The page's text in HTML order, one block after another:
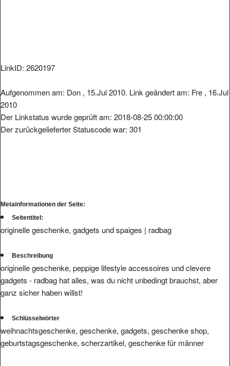
LinkID: 2620197
Aufgenommen am: Don , 15.Jul 2010. Link geändert am: Fre , 16.Jul
2010
Der Linkstatus wurde geprüft am: 2018-08-25 00:00:00
Der zurückgelieferter Statuscode war: 301
Metainformationen der Seite:
Seitentitel:
originelle geschenke, gadgets und spaiges | radbag
Beschreibung
originelle geschenke, peppige lifestyle accessoires und clevere
gadgets - radbag hat alles, was du nicht unbedingt brauchst, aber
ganz sicher haben willst!
Schlüsselwörter
weihnachtsgeschenke, geschenke, gadgets, geschenke shop,
geburtstagsgeschenke, scherzartikel, geschenke für männer